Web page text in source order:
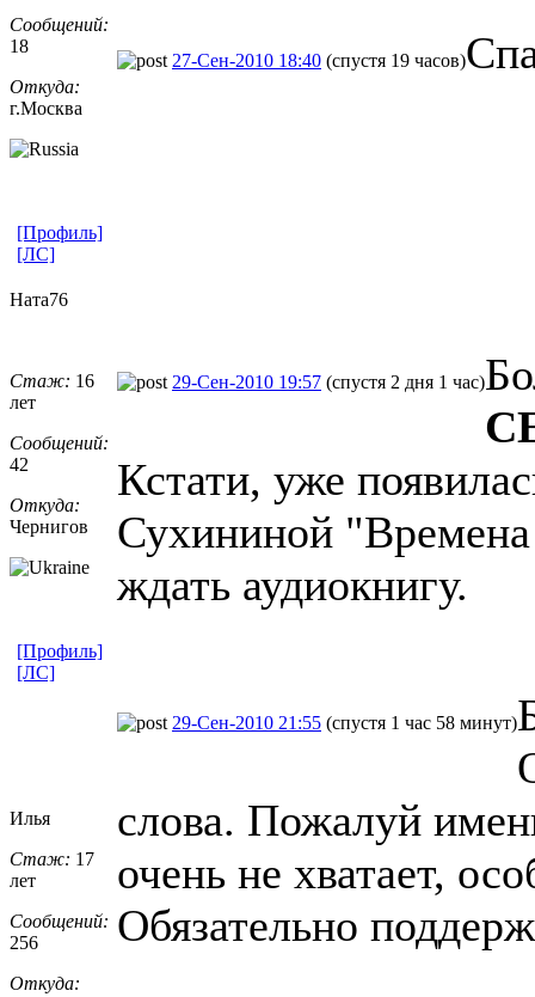
Сообщений:
18
Откуда:
г.Москва
27-Сен-2010 18:40 (спустя 19 часов)
[Профиль]
[ЛС]
Ната76
Стаж: 16
лет
Сообщений:
42
Откуда:
Чернигов
29-Сен-2010 19:57 (спустя 2 дня 1 час)
Кстати, уже
Сухининой "Времена
ждать аудиокнигу.
[Профиль]
[ЛС]
Илья
Стаж: 17
лет
Сообщений:
256
Откуда:
29-Сен-2010 21:55 (спустя 1 час 58 минут)
слова. Пожалуй
очень не хватает,
Обязательно